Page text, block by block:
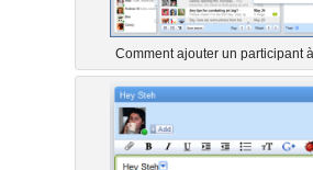
Comment ajouter un participant